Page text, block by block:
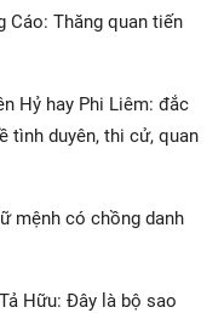
Cáo: Thăng quan tiến
Hỷ hay Phi Liêm: đắc
tình duyên, thi cử, quan
mệnh có chồng danh
Hữu: Đây là bộ sao